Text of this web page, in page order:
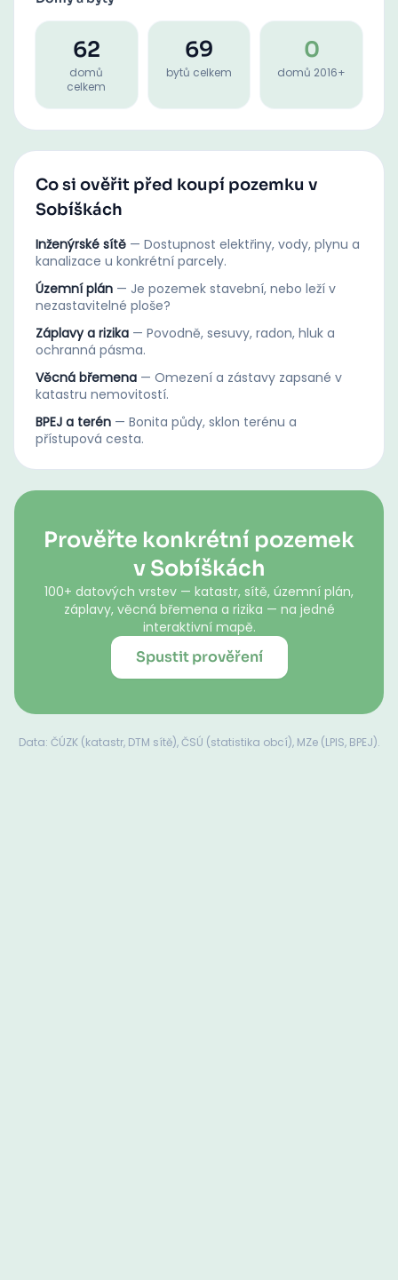
62
domů
celkem
69
bytů celkem
0
domů 2016+
Co si ověřit před koupí pozemku v
Sobíškách
Inženýrské sítě — Dostupnost elektřiny, vody, plynu a
kanalizace u konkrétní parcely.
Územní plán — Je pozemek stavební, nebo leží v
nezastavitelné ploše?
Záplavy a rizika — Povodně, sesuvy, radon, hluk a
ochranná pásma.
Věcná břemena — Omezení a zástavy zapsané v
katastru nemovitostí.
BPEJ a terén — Bonita půdy, sklon terénu a
přístupová cesta.
Prověřte konkrétní pozemek
v Sobíškách
100+ datových vrstev — katastr, sítě, územní plán,
záplavy, věcná břemena a rizika — na jedné
interaktivní mapě.
Spustit prověření
Data: ČÚZK (katastr, DTM sítě), ČSÚ (statistika obcí), MZe (LPIS, BPEJ).